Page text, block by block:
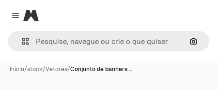
Close menu
Magnific
Início/stock/Vetores/Conjunto de banners …